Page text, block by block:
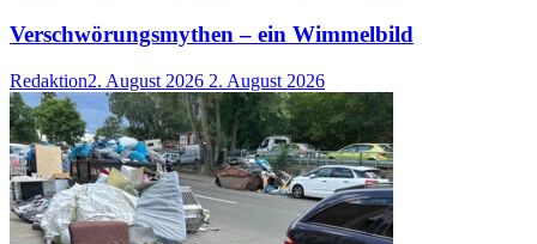
Verschwörungsmythen – ein Wimmelbild
Redaktion2. August 2026 2. August 2026